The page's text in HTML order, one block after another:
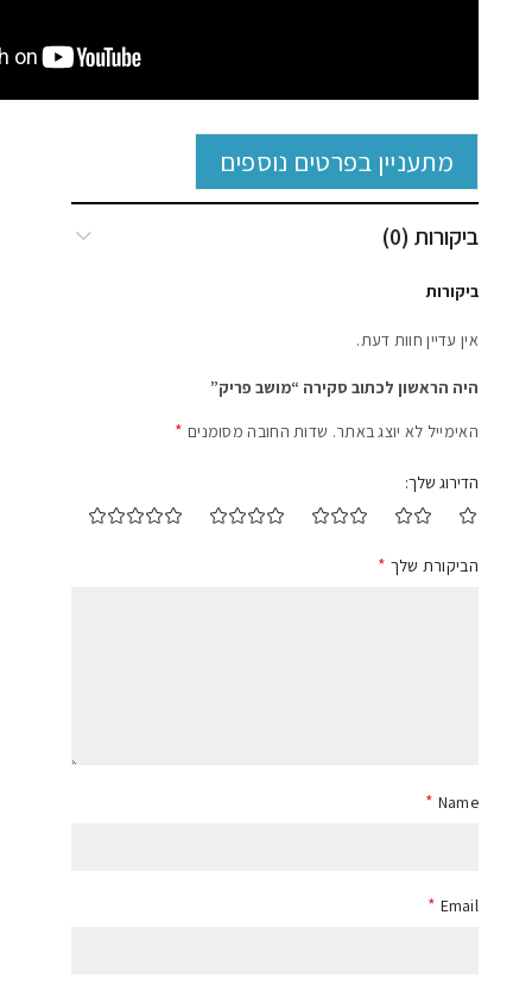
מתעניין בפרטים נוספים
ביקורות (0)
ביקורות
אין עדיין חוות דעת.
היה הראשון לכתוב סקירה “מושב פריק”
האימייל לא יוצג באתר. שדות החובה מסומנים *
הדירוג שלך
הביקורת שלך *
Name
*
Email
*